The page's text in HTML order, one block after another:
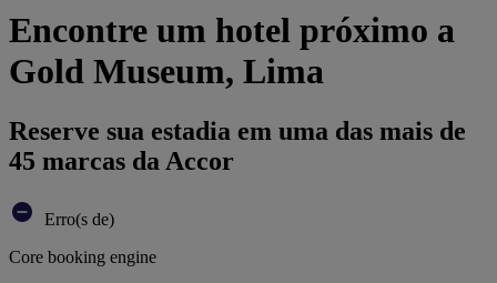
Encontre um hotel próximo a
Gold Museum, Lima
Reserve sua estadia em uma das mais de
45 marcas da Accor
Erro(s de)
Core booking engine